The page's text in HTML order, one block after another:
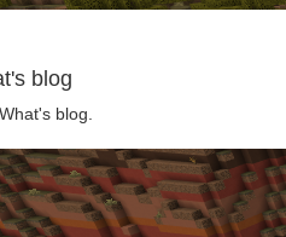
blog
blog.